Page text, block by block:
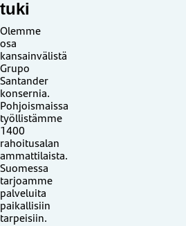
tuki
Olemme
osa
kansainvälistä
Grupo
Santander
konsernia.
Pohjoismaissa
työllistämme
1400
rahoitusalan
ammattilaista.
Suomessa
tarjoamme
palveluita
paikallisiin
tarpeisiin.